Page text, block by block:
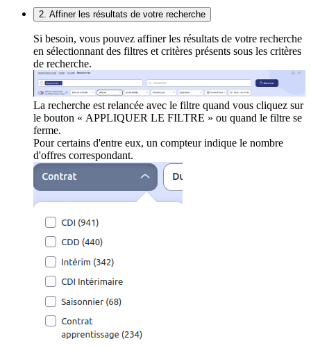
2. Affiner les résultats de votre recherche
Si besoin, vous pouvez affiner les résultats de votre recherche
en sélectionnant des filtres et critères présents sous les critères
de recherche.
La recherche est relancée avec le filtre quand vous cliquez sur
le bouton « APPLIQUER LE FILTRE » ou quand le filtre se
ferme.
Pour certains d'entre eux, un compteur indique le nombre
d'offres correspondant.